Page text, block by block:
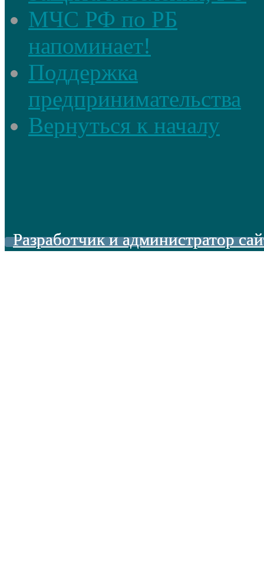
МЧС РФ по РБ
напоминает!
Поддержка
предпринимательства
Вернуться к началу
Разработчик и администратор